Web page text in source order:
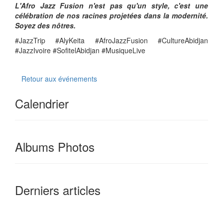
L'Afro Jazz Fusion n'est pas qu'un style, c'est une
célébration de nos racines projetées dans la modernité.
Soyez des nôtres.
#JazzTrip #AlyKeita #AfroJazzFusion #CultureAbidjan
#JazzIvoire #SofitelAbidjan #MusiqueLive
Retour aux événements
Calendrier
Albums Photos
Derniers articles